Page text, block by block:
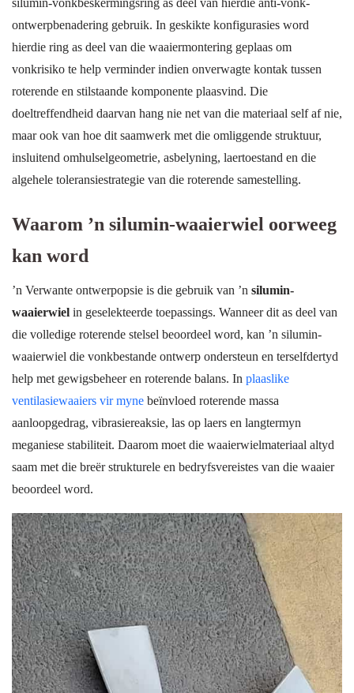
ontwerpbenadering gebruik. In geskikte konfigurasies word
hierdie ring as deel van die waaiermontering geplaas om
vonkrisiko te help verminder indien onverwagte kontak tussen
roterende en stilstaande komponente plaasvind. Die
doeltreffendheid daarvan hang nie net van die materiaal self af nie,
maar ook van hoe dit saamwerk met die omliggende struktuur,
insluitend omhulselgeometrie, asbelyning, laertoestand en die
algehele toleransiestrategie van die roterende samestelling.
Waarom ’n silumin-waaierwiel oorweeg
kan word
’n Verwante ontwerpopsie is die gebruik van ’n silumin-
waaierwiel in geselekteerde toepassings. Wanneer dit as deel van
die volledige roterende stelsel beoordeel word, kan ’n silumin-
waaierwiel die vonkbestande ontwerp ondersteun en terselfdertyd
help met gewigsbeheer en roterende balans. In plaaslike
ventilasiewaaiers vir myne beïnvloed roterende massa
aanloopgedrag, vibrasiereaksie, las op laers en langtermyn
meganiese stabiliteit. Daarom moet die waaierwielmateriaal altyd
saam met die breër strukturele en bedryfsvereistes van die waaier
beoordeel word.